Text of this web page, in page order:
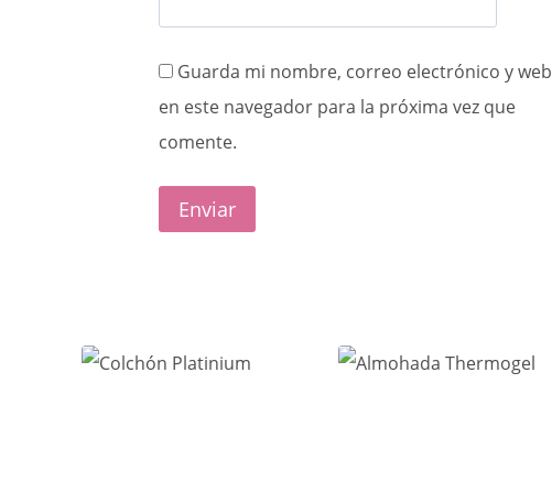
Guarda mi nombre, correo electrónico y web
en este navegador para la próxima vez que
comente.